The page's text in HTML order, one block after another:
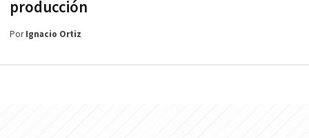
producción
PorIgnacio Ortiz